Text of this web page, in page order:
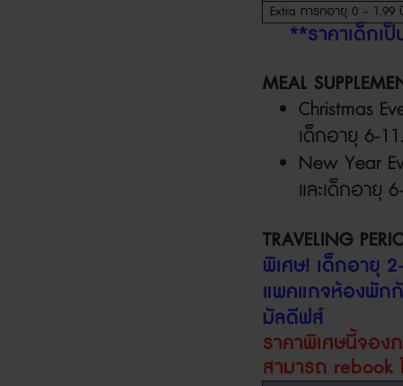
Extra ทารกอายุ 0 – 1.99
**ราคาเด็กเ
MEAL
Christmas
เด็กอายุ 6-
New Year
และเด็กอายุ
TRAVELING
พิเศษ! เด็กอายุ
แพคแกจห้องพั
มัลดีฟส์
ราคาพิเศษนี้จอง
สามารถ rebook